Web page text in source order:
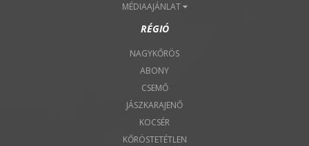
MÉDIAAJÁNLAT
RÉGIÓ
NAGYKŐRÖS
ABONY
CSEMŐ
JÁSZKARAJENŐ
KOCSÉR
KŐRÖSTETÉTLEN